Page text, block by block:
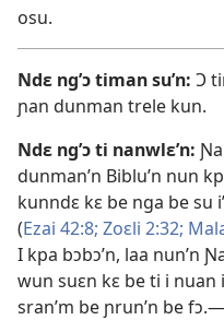
osu.
Ndɛ ng’ɔ timan su’n: Ɔ
ɲan dunman trele kun.
Ndɛ ng’ɔ ti nanwlɛ’n:
dunman’n Biblu’n nun
kunndɛ kɛ be nga be su
(Ezai 42:8; Zoɛli 2:​32;
I kpa bɔbɔ’n, laa nun’n
wun suɛn kɛ be ti i nuan
sran’m be ɲrun’n be fɔ.​—